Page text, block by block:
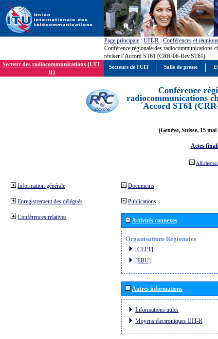
Page principale : UIT-R : Conférences et réunions
Conférence régionale des radiocommunications
réviser l´Accord ST61 (CRR-06-Rev.ST61)
Secteur des radiocommunications (UIT-
R)
Conférence
radiocommunications
´Accord ST61
(Genève, Suisse, 15
Actes
Afficher
Information générale
Enregistrement des délégués
Conférences relatives
Documents
Publications
Activités connexes
Organisations Régionales
[CEPT]
[EBU]
Autres informations
Informations utiles
Moyens électroniques UIT-R
Secteurs de l'UIT Salle de presse